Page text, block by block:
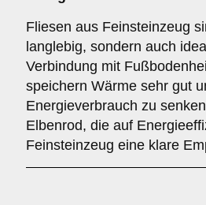
Fliesen aus Feinsteinzeug
langlebig, sondern auch
Verbindung mit
speichern Wärme sehr gut
Energieverbrauch zu
Elbenrod, die auf
Feinsteinzeug eine klare